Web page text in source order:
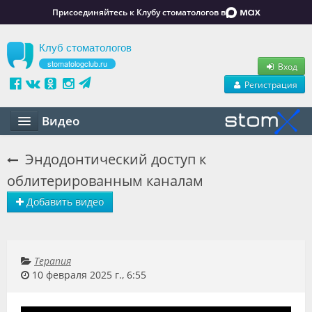
Присоединяйтесь к Клубу стоматологов в
Клуб стоматологов
stomatologclub.ru
Вход
Регистрация
Видео
Маркет
Обучение
Резюме
Добавить видео
Эндодонтический доступ к
облитерированным каналам
Терапия
10 февраля 2025 г., 6:55